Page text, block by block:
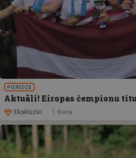
PIEREDZE
Aktuāli! Eiropas čempionu
Ekskluzīvi 1 diena